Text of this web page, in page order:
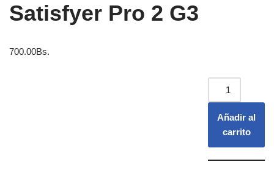
Satisfyer Pro 2 G3
700.00Bs.
Añadir al
carrito